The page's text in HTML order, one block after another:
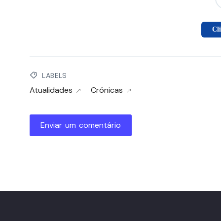
LABELS
Atualidades Crónicas
Enviar um comentário